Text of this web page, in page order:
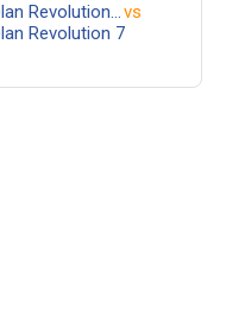
HECO Celan Revolution 9vs
Revolution 7